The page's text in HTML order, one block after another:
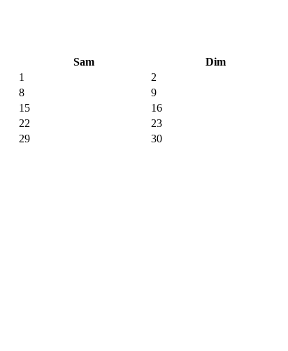
Sam
Dim
1
2
8
9
15
16
22
23
29
30